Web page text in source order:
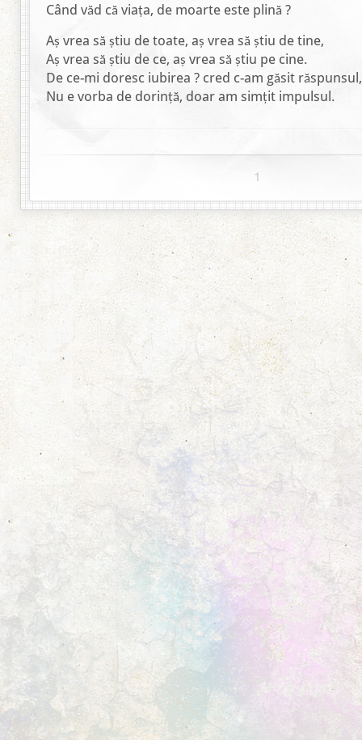
Când văd că viața, de moarte este plină ?
Aș vrea să știu de toate, aș vrea să știu de tine,
Aș vrea să știu de ce, aș vrea să știu pe cine.
De ce-mi doresc iubirea ? cred c-am găsit răspunsul,
Nu e vorba de dorință, doar am simțit impulsul.
1